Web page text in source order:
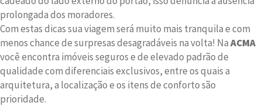
prolongada dos moradores.
Com estas dicas sua viagem será muito mais tranquila e com
menos chance de surpresas desagradáveis na volta! NaACMA
você encontra imóveis seguros e de elevado padrão de
qualidade com diferenciais exclusivos, entre os quais a
arquitetura, a localização e os itens de conforto são
prioridade.